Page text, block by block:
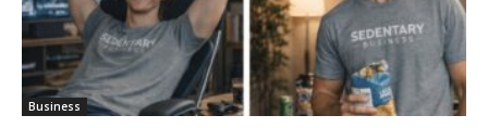
Business